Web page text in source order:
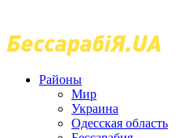
Районы
Мир
Украина
Одесская область